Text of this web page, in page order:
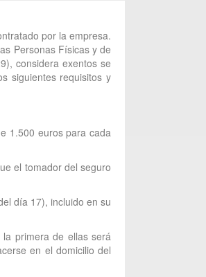
por la empresa.
Personas Físicas y de
considera exentos se
siguientes requisitos y
1.500 euros para cada
el tomador del seguro
día 17), incluido en su
primera de ellas será
en el domicilio del